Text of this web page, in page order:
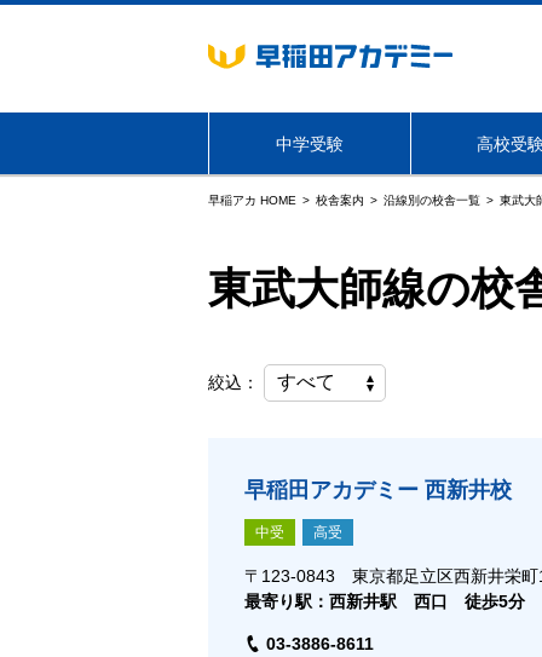
中学受験
学年・コース NN志望校別コース
高校受
東京
学年・コース 必勝志望校別コース
早稲アカ HOME 校舎案内 沿線別の校舎一覧 東武大
東武大師線の校
絞込：
早稲田アカデミー 西新井校
中受 高受
〒123-0843 東京都足立区西新井栄町
最寄り駅：西新井駅 西口 徒歩5分
03-3886-8611